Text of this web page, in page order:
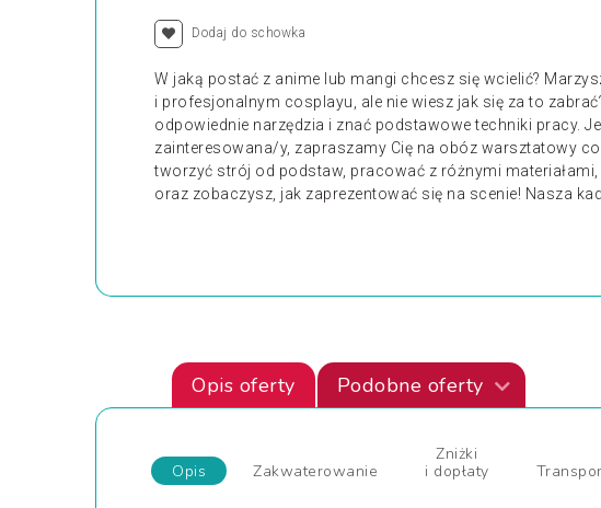
Dodaj do schowka
W jaką postać z anime lub mangi chcesz się wcielić?
i profesjonalnym cosplayu, ale nie wiesz jak się za to
odpowiednie narzędzia i znać podstawowe techniki pracy.
zainteresowana/y, zapraszamy Cię na obóz warsztatowy
tworzyć strój od podstaw, pracować z różnymi
oraz zobaczysz, jak zaprezentować się na scenie! Nasza
Opis oferty Podobne oferty
Opis Zakwaterowanie
Zniżki
i dopłaty